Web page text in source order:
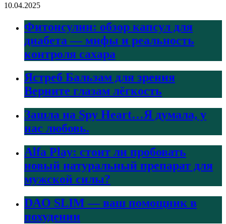
10.04.2025
Фитонсулин: обзор капсул для
диабета — мифы и реальность
контроля сахара
Ястреб Бальзам для зрения
Верните глазам лёгкость
Зашла на Spy Heart…Я думала, у
нас любовь.
Alfa Play: стоит ли пробовать
новый натуральный препарат для
мужской силы?
DAO SLIM — ваш помощник в
похудении